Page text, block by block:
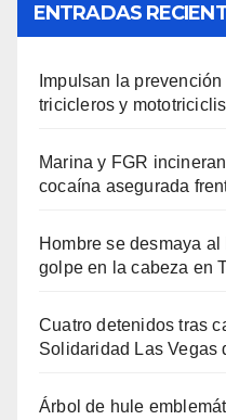
ENTRADAS
Impulsan la
tricicleros y
Marina y FGR
cocaína asegurada
Hombre se desmaya
golpe en la cabeza en
Cuatro detenidos tras
Solidaridad Las Vegas
Árbol de hule